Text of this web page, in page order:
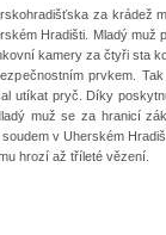
za krádež
Hradišti. Mladý
kamery za čtyři sta
prvkem.
utíkat pryč. Díky
muž se za hranicí
v Uherském
hrozí až tříleté vězení.